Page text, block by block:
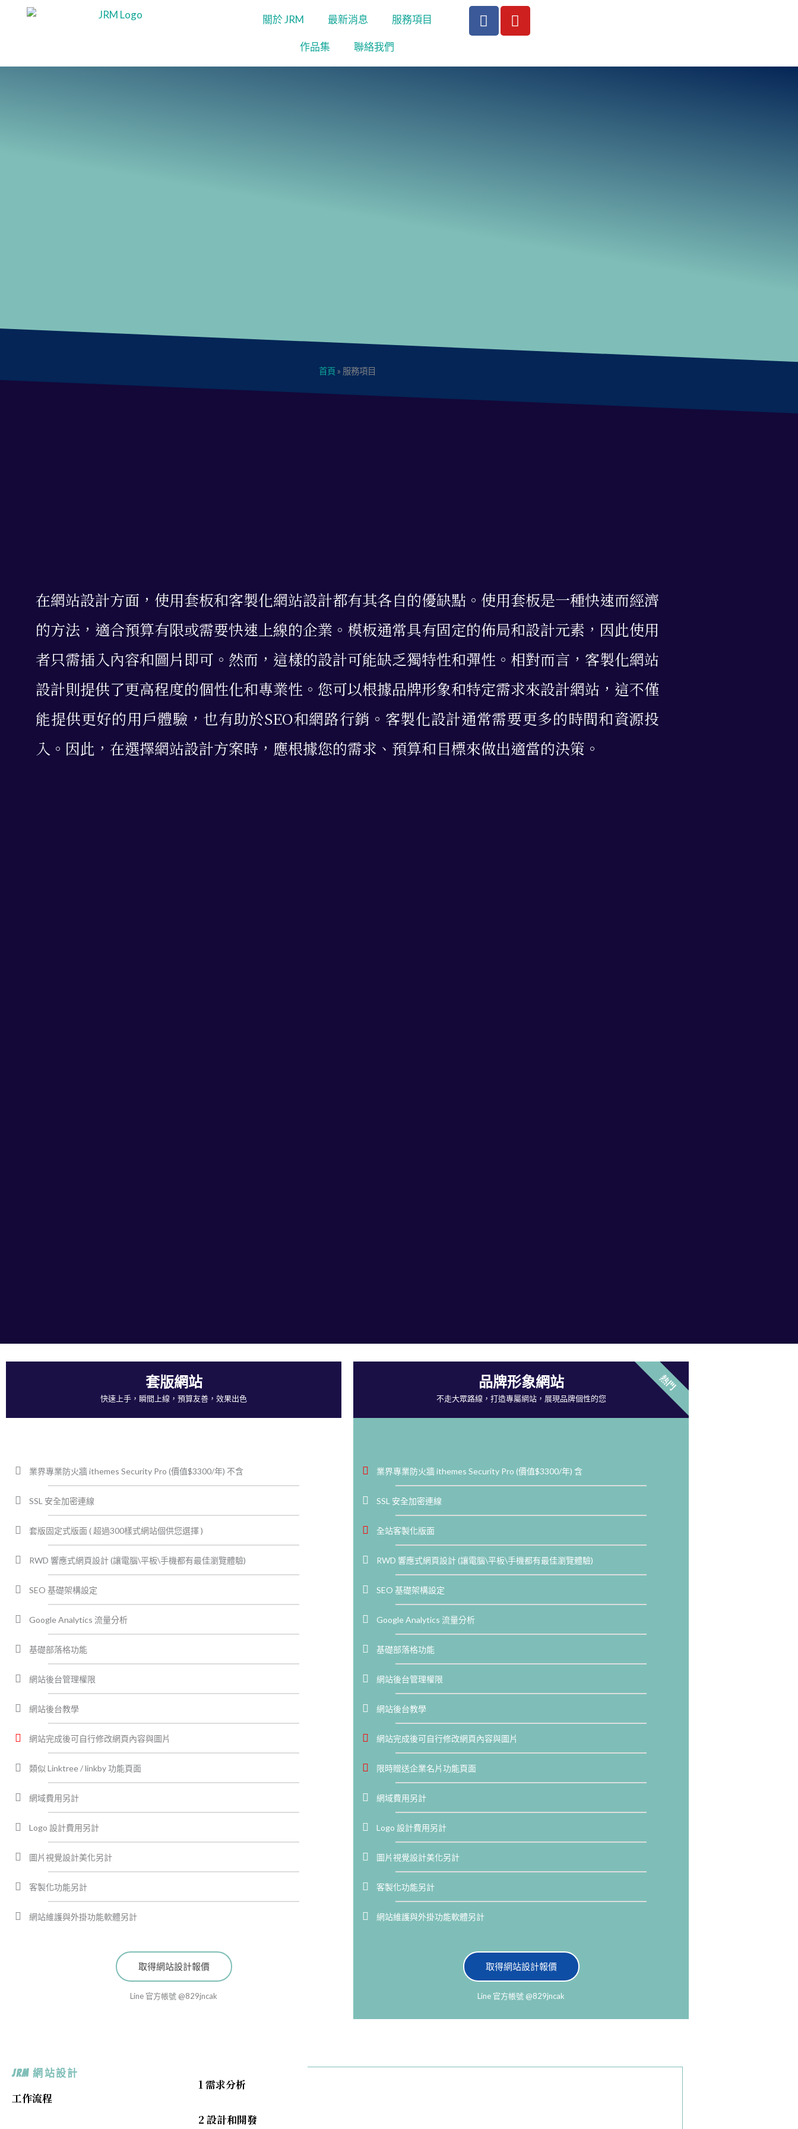
內
關於 JRM 最新消息 服務項目
作品集 聯絡我們
F
a
b
Y
o
u
首頁» 服務項目
在網站設計方面，使用套板和客製化網站設計都有其各自的優缺點。使用套板是一種快速而經濟
的方法，適合預算有限或需要快速上線的企業。模板通常具有固定的佈局和設計元素，因此使用
者只需插入內容和圖片即可。然而，這樣的設計可能缺乏獨特性和彈性。相對而言，客製化網站
設計則提供了更高程度的個性化和專業性。您可以根據品牌形象和特定需求來設計網站，這不僅
能提供更好的用戶體驗，也有助於SEO和網路行銷。客製化設計通常需要更多的時間和資源投
入。因此，在選擇網站設計方案時，應根據您的需求、預算和目標來做出適當的決策。
套版網站
快速上手，瞬間上線，預算友善，效果出色
業界專業防火牆 ithemes Security Pro (價值$3300/年) 不含
SSL 安全加密連線
套版固定式版面 ( 超過300樣式網站個供您選擇 )
RWD 響應式網頁設計 (讓電腦\平板\手機都有最佳瀏覽體驗)
SEO 基礎架構設定
Google Analytics 流量分析
基礎部落格功能
網站後台管理權限
網站後台教學
網站完成後可自行修改網頁內容與圖片
類似 Linktree / linkby 功能頁面
網域費用另計
Logo 設計費用另計
圖片視覺設計美化另計
客製化功能另計
網站維護與外掛功能軟體另計
取得網站設計報價
Line 官方帳號 @829jncak
品牌形象網站​
不走大眾路線，打造專屬網站，展現品牌個性的您
業界專業防火牆 ithemes Security Pro (價值$3300/年) 含
SSL 安全加密連線
全站客製化版面
RWD 響應式網頁設計 (讓電腦\平板\手機都有最佳瀏覽體驗)
SEO 基礎架構設定
Google Analytics 流量分析
基礎部落格功能
網站後台管理權限
網站後台教學
網站完成後可自行修改網頁內容與圖片
限時贈送企業名片功能頁面
網域費用另計
Logo 設計費用另計
圖片視覺設計美化另計
客製化功能另計
網站維護與外掛功能軟體另計
取得網站設計報價
Line 官方帳號 @829jncak
熱門
JRM 網站設計
工作流程
1 需求分析
2 設計和開發